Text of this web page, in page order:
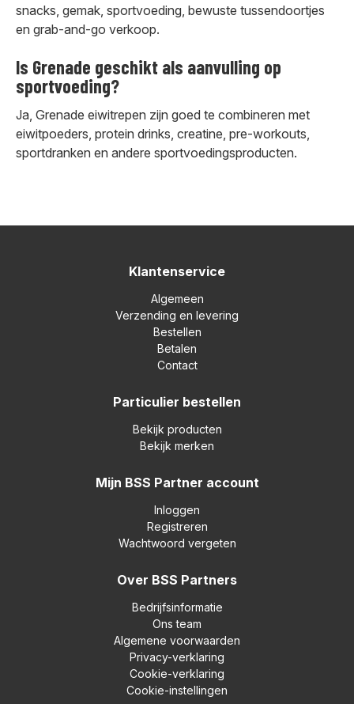
snacks, gemak, sportvoeding, bewuste tussendoortjes
en grab-and-go verkoop.
Is Grenade geschikt als aanvulling op
sportvoeding?
Ja, Grenade eiwitrepen zijn goed te combineren met
eiwitpoeders, protein drinks, creatine, pre-workouts,
sportdranken en andere sportvoedingsproducten.
Klantenservice
Algemeen
Verzending en levering
Bestellen
Betalen
Contact
Particulier bestellen
Bekijk producten
Bekijk merken
Mijn BSS Partner account
Inloggen
Registreren
Wachtwoord vergeten
Over BSS Partners
Bedrijfsinformatie
Ons team
Algemene voorwaarden
Privacy-verklaring
Cookie-verklaring
Cookie-instellingen